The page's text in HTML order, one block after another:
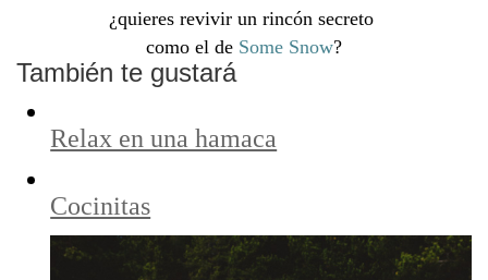
¿quieres revivir un rincón secreto
como el de Some Snow?
También te gustará
Relax en una hamaca
Cocinitas